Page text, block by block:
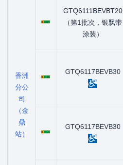
香洲
分公
司
（金
鼎
站）
粤C00685D
GTQ6111BEVBT20
（第1批次，银飘带
涂装）
粤C01088D
GTQ6117BEVB30
粤C01136D
GTQ6117BEVB30